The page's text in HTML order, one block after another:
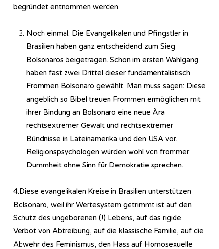
begründet entnommen werden.
Noch einmal: Die Evangelikalen und Pfingstler in
Brasilien haben ganz entscheidend zum Sieg
Bolsonaros beigetragen. Schon im ersten Wahlgang
haben fast zwei Drittel dieser fundamentalistisch
Frommen Bolsonaro gewählt. Man muss sagen: Diese
angeblich so Bibel treuen Frommen ermöglichen mit
ihrer Bindung an Bolsonaro eine neue Ära
rechtsextremer Gewalt und rechtsextremer
Bündnisse in Lateinamerika und den USA vor.
Religionspsychologen würden wohl von frommer
Dummheit ohne Sinn für Demokratie sprechen.
4.Diese evangelikalen Kreise in Brasilien unterstützen
Bolsonaro, weil ihr Wertesystem getrimmt ist auf den
Schutz des ungeborenen (!) Lebens, auf das rigide
Verbot von Abtreibung, auf die klassische Familie, auf die
Abwehr des Feminismus, den Hass auf Homosexuelle